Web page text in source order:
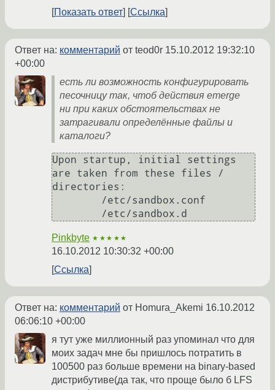
Показать ответ
Ссылка
Ответ на: комментарий от teod0r 15.10.2012 19:32:10
+00:00
есть ли возможность конфигурировать
песочницу так, чтоб действия emerge
ни при каких обстоятельствах не
затрагивали определённые файлы и
каталоги?
Upon startup, initial settings
are taken from these files /
directories:
Pinkbyte ★★★★★
16.10.2012 10:30:32 +00:00
Ссылка
Ответ на: комментарий от Homura_Akemi 16.10.2012
06:06:10 +00:00
я тут уже миллионный раз упоминал что для
моих задач мне бы пришлось потратить в
100500 раз больше времени на binary-based
дистрибутиве(да так, что проще было б LFS